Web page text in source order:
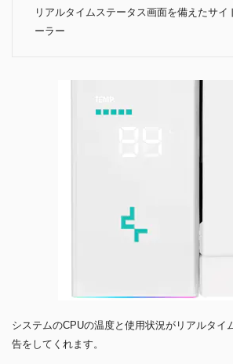
リアルタイムステータス画面を備えたサイ
ーラー
システムのCPUの温度と使用状況がリアルタイ
告をしてくれます。